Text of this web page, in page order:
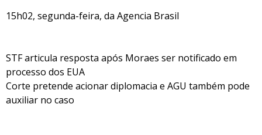
15h02, segunda-feira, da Agencia Brasil
STF articula resposta após Moraes ser notificado em
processo dos EUA
Corte pretende acionar diplomacia e AGU também pode
auxiliar no caso